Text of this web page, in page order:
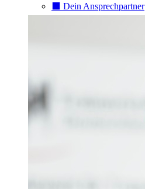
⬛️ Dein Ansprechpartner